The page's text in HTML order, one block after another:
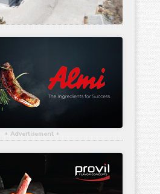
▴ Advertisement ▴